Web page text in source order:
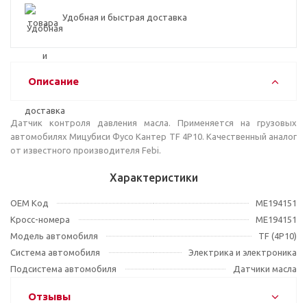
Удобная и быстрая доставка
Описание
Датчик контроля давления масла. Применяется на грузовых
автомобилях Мицубиси Фусо Кантер TF 4P10. Качественный аналог
от известного производителя Febi.
Характеристики
OEM Код
ME194151
Кросс-номера
ME194151
Модель автомобиля
TF (4P10)
Система автомобиля
Электрика и электроника
Подсистема автомобиля
Датчики масла
Отзывы